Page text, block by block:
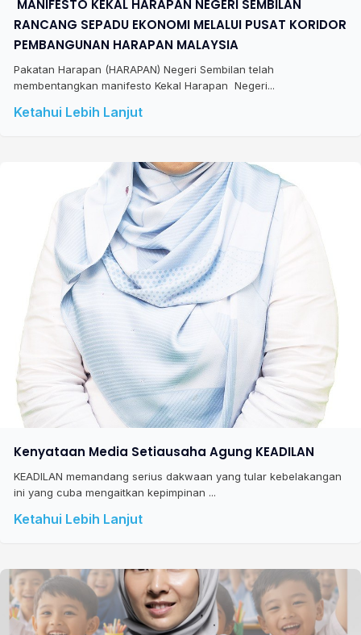
​ MANIFESTO KEKAL HARAPAN NEGERI SEMBILAN
RANCANG SEPADU EKONOMI MELALUI PUSAT KORIDOR
PEMBANGUNAN HARAPAN MALAYSIA
Pakatan Harapan (HARAPAN) Negeri Sembilan telah
membentangkan manifesto Kekal Harapan Negeri...
Ketahui Lebih Lanjut
Kenyataan Media Setiausaha Agung KEADILAN
KEADILAN memandang serius dakwaan yang tular kebelakangan
ini yang cuba mengaitkan kepimpinan ...
Ketahui Lebih Lanjut